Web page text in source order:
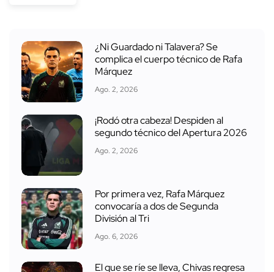
¿Ni Guardado ni Talavera? Se
complica el cuerpo técnico de Rafa
Márquez
Ago. 2, 2026
¡Rodó otra cabeza! Despiden al
segundo técnico del Apertura 2026
Ago. 2, 2026
Por primera vez, Rafa Márquez
convocaría a dos de Segunda
División al Tri
Ago. 6, 2026
El que se ríe se lleva, Chivas regresa